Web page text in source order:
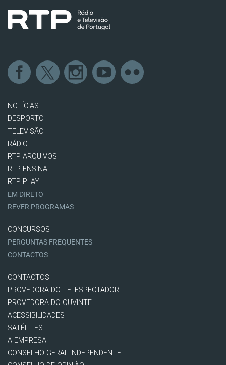
NOTÍCIAS
DESPORTO
TELEVISÃO
RÁDIO
RTP ARQUIVOS
RTP ENSINA
RTP PLAY
EM DIRETO
REVER PROGRAMAS
CONCURSOS
PERGUNTAS FREQUENTES
CONTACTOS
CONTACTOS
PROVEDORA DO TELESPECTADOR
PROVEDORA DO OUVINTE
ACESSIBILIDADES
SATÉLITES
A EMPRESA
CONSELHO GERAL INDEPENDENTE